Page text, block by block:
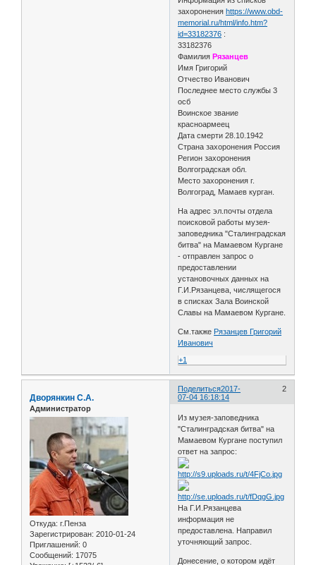
захороненияhttps://www.obd-
memorial.ru/html/info.htm?
id=33182376 :
33182376
ФамилияРязанцев
Имя Григорий
Отчество Иванович
Последнее место службы 3
осб
Воинское звание
красноармеец
Дата смерти 28.10.1942
Страна захоронения Россия
Регион захоронения
Волгоградская обл.
Место захоронения г.
Волгоград, Мамаев курган.
На адрес эл.почты отдела
поисковой работы музея-
заповедника "Сталинградская
битва" на Мамаевом Кургане
- отправлен запрос о
предоставлении
установочных данных на
Г.И.Рязанцева, числящегося
в списках Зала Воинской
Славы на Мамаевом Кургане.
См.также Рязанцев Григорий
Иванович
+1
Поделиться 2
2017-
07-04 16:18:14
Дворянкин С.А.
Администратор
Откуда: г.Пенза
Зарегистрирован: 2010-01-24
Приглашений: 0
Сообщений: 17075
Из музея-заповедника
"Сталинградская битва" на
Мамаевом Кургане поступил
ответ на запрос:
На Г.И.Рязанцева
информация не
предоставлена. Направил
уточняющий запрос.
Донесение, о котором идёт